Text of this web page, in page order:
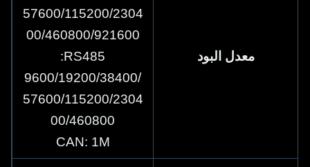
معدل البود
57600/115200/2304
00/460800/921600
RS485:
9600/19200/38400/
57600/115200/2304
00/460800
CAN: 1M